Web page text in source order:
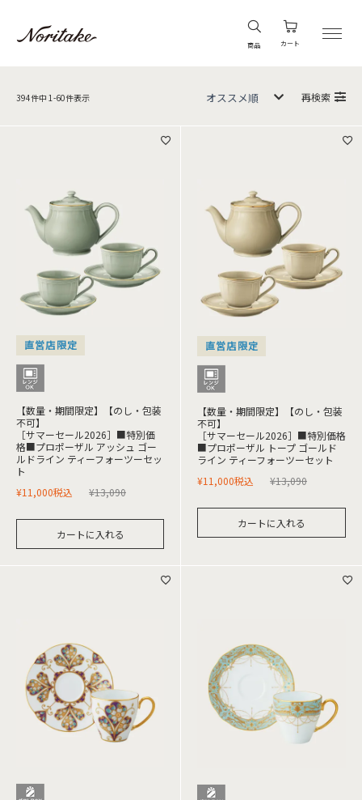
商品 カート
394件中 1 -60件表示 再検索
直営店限定
【数量・期間限定】【のし・包装
不可】
［サマーセール2026］■特別価
格■プロポーザル アッシュ ゴー
ルドライン ティーフォーツーセッ
ト
¥13,090
¥11,000税込
カートに入れる
直営店限定
【数量・期間限定】【のし・包装
不可】
［サマーセール2026］■特別価格
■プロポーザル トープ ゴールド
ライン ティーフォーツーセット
¥13,090
¥11,000税込
カートに入れる